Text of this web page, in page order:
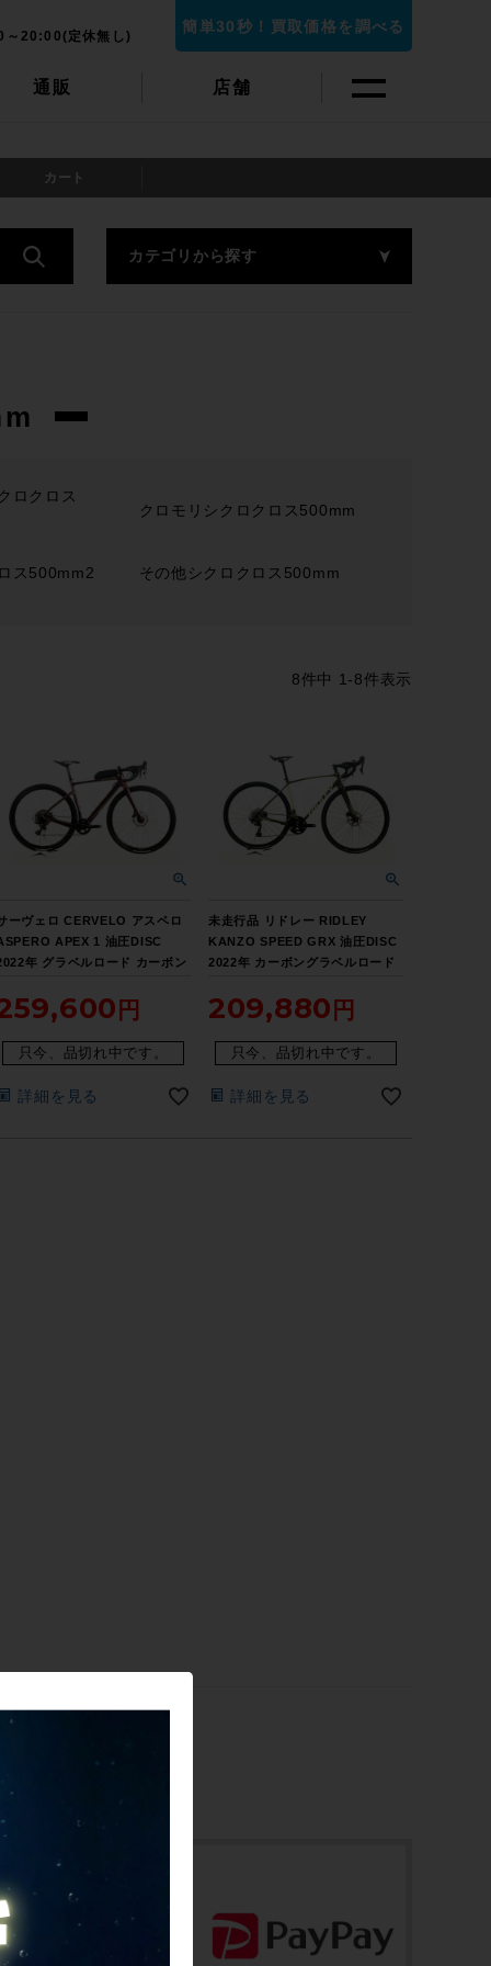
通販 店舗
～20:00(定休無し)
簡単30秒！買取価格を調べる
カート
カテゴリから探す
ロクロス
クロモリシクロクロス500mm
ス500mm2 その他シクロクロス500mm
8件中 1 -8件表示
ーヴェロ CERVELO アスペロ
APEX 1 油圧DISC
年 グラベルロード カーボン
ンセット
只今、品切れ中です。
詳細を見る
未走行品 リドレー RIDLEY
KANZO SPEED GRX 油圧DISC
2022年 カーボングラベルロード
☆
209,880
只今、品切れ中です。
詳細を見る